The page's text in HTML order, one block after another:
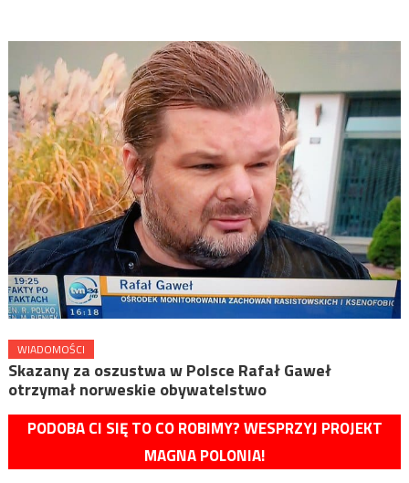
WIADOMOŚCI
Skazany za oszustwa w Polsce Rafał Gaweł
otrzymał norweskie obywatelstwo
PODOBA CI SIĘ TO CO ROBIMY? WESPRZYJ PROJEKT
MAGNA POLONIA!